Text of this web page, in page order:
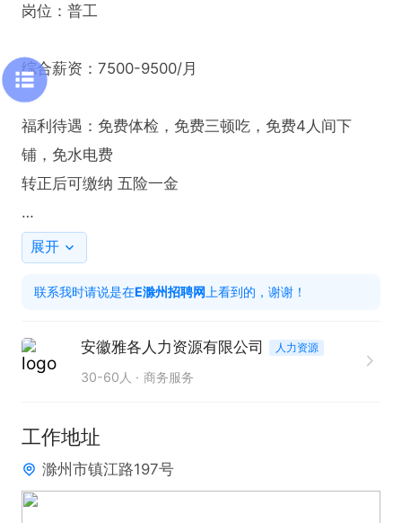
岗位：普工
综合薪资：7500-9500/月
福利待遇：免费体检，免费三顿吃，免费4人间下
铺，免水电费
转正后可缴纳 五险一金
面试时间：上午九点下午两点
展开
联系我时请说是在E滁州招聘网 上看到的，谢谢！
安徽雅各人力资源有限公司 人力资源
30-60人 商务服务
工作地址
滁州市镇江路197号